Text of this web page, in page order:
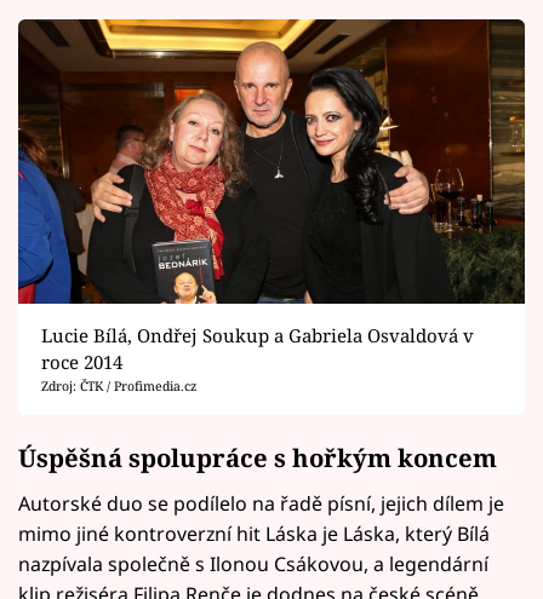
Lucie Bílá, Ondřej Soukup a Gabriela Osvaldová v
roce 2014
Zdroj: ČTK / Profimedia.cz
Úspěšná spolupráce s hořkým koncem
Autorské duo se podílelo na řadě písní, jejich dílem je
mimo jiné kontroverzní hit Láska je Láska, který Bílá
nazpívala společně s Ilonou Csákovou, a legendární
klip režiséra Filipa Renče je dodnes na české scéně